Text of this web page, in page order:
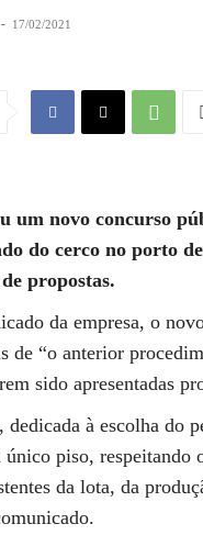
- 17/02/2021
um novo concurso
do cerco no porto
propostas.
da empresa, o
de “o anterior
sido apresentadas
dedicada à escolha do
piso, respeitando
da lota, da